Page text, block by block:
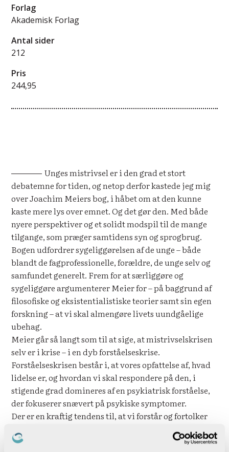
Forlag
Akademisk Forlag
Antal sider
212
Pris
244,95
Unges mistrivsel er i den grad et stort
debatemne for tiden, og netop derfor kastede jeg mig
over Joachim Meiers bog, i håbet om at den kunne
kaste mere lys over emnet. Og det gør den. Med både
nyere perspektiver og et solidt modspil til de mange
tilgange, som præger samtidens syn og sprogbrug.
Bogen udfordrer sygeliggørelsen af de unge – både
blandt de fagprofessionelle, forældre, de unge selv og
samfundet generelt. Frem for at særliggøre og
sygeliggøre argumenterer Meier for – på baggrund af
filosofiske og eksistentialistiske teorier samt sin egen
forskning – at vi skal almengøre livets uundgåelige
ubehag.
Meier går så langt som til at sige, at mistrivselskrisen
selv er i krise – i en dyb forståelseskrise.
Forståelseskrisen består i, at vores opfattelse af, hvad
lidelse er, og hvordan vi skal respondere på den, i
stigende grad domineres af en psykiatrisk forståelse,
der fokuserer snævert på psykiske symptomer.
Der er en kraftig tendens til, at vi forstår og fortolker
forståelsesramme og kommer til at fokusere på